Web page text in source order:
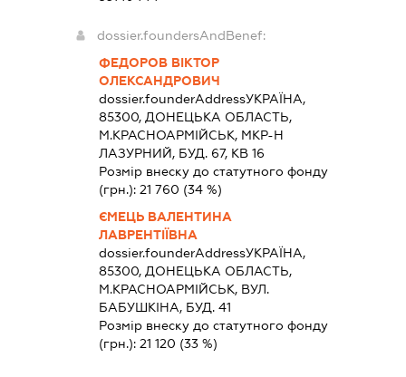
dossier.foundersAndBenef:
ФЕДОРОВ ВІКТОР
ОЛЕКСАНДРОВИЧ
dossier.founderAddressУКРАЇНА,
85300, ДОНЕЦЬКА ОБЛАСТЬ,
М.КРАСНОАРМІЙСЬК, МКР-Н
ЛАЗУРНИЙ, БУД. 67, КВ 16
Розмір внеску до статутного фонду
(грн.):21 760 (34 %)
ЄМЕЦЬ ВАЛЕНТИНА
ЛАВРЕНТІЇВНА
dossier.founderAddressУКРАЇНА,
85300, ДОНЕЦЬКА ОБЛАСТЬ,
М.КРАСНОАРМІЙСЬК, ВУЛ.
БАБУШКІНА, БУД. 41
Розмір внеску до статутного фонду
(грн.):21 120 (33 %)